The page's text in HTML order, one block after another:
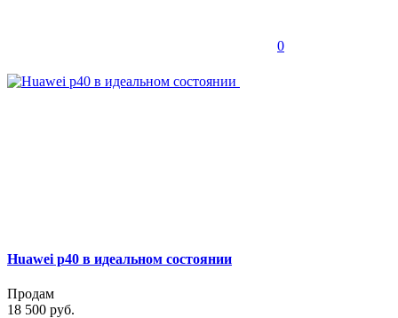
0
Huawei p40 в идеальном состоянии
Продам
18 500 руб.